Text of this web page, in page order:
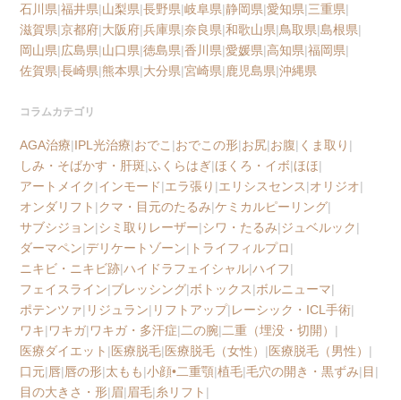
石川県|福井県|山梨県|長野県|岐阜県|静岡県|愛知県|三重県|
滋賀県|京都府|大阪府|兵庫県|奈良県|和歌山県|鳥取県|島根県|
岡山県|広島県|山口県|徳島県|香川県|愛媛県|高知県|福岡県|
佐賀県|長崎県|熊本県|大分県|宮崎県|鹿児島県|沖縄県
コラムカテゴリ
AGA治療|IPL光治療|おでこ |おでこの形|お尻|お腹| くま取り |
しみ・そばかす・肝斑|ふくらはぎ|ほくろ・イボ|ほほ|
アートメイク|インモード|エラ張り |エリシスセンス|オリジオ|
オンダリフト |クマ・目元のたるみ|ケミカルピーリング|
サブシジョン|シミ取りレーザー|シワ・たるみ|ジュベルック|
ダーマペン|デリケートゾーン| トライフィルプロ|
ニキビ・ニキビ跡|ハイドラフェイシャル|ハイフ|
フェイスライン|ブレッシング|ボトックス|ボルニューマ|
ポテンツァ| リジュラン| リフトアップ|レーシック・ICL手術|
ワキ|ワキガ|ワキガ・多汗症|二の腕|二重（埋没・切開） |
医療ダイエット |医療脱毛|医療脱毛（女性） |医療脱毛（男性） |
口元|唇|唇の形|太もも|小顔•二重顎|植毛|毛穴の開き・黒ずみ|目 |
目の大きさ・形|眉|眉毛|糸リフト |